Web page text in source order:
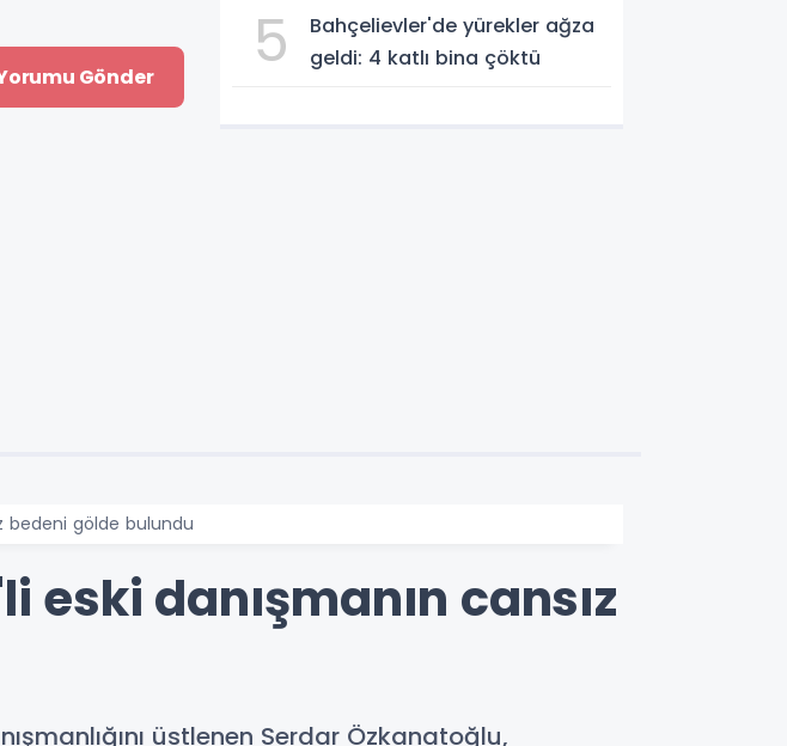
gözaltında
5
Bahçelievler'de yürekler ağza
geldi: 4 katlı bina çöktü
bedeni gölde bulundu
eski danışmanın cansız
üstlenen Serdar Özkanatoğlu,